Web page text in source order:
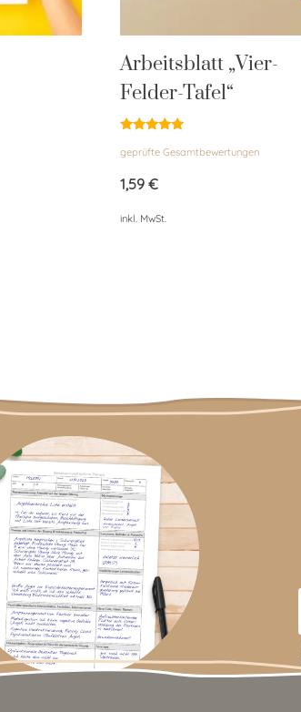
Arbeitsblatt „Vier-
Felder-Tafel“
mit
von 5
geprüfte Gesamtbewertungen
1,59 €
inkl. MwSt.